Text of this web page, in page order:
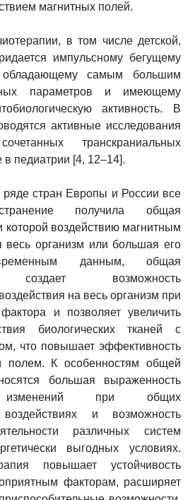
магнитных полей.
в том числе детской,
импульсному бегущему
обладающему самым большим
параметров и имеющему
активность. В
активные исследования
транскраниальных
в педиатрии [4, 12–14].
стран Европы и России все
получила общая
которой воздействию магнитным
весь организм или большая его
данным, общая
создает возможность
на весь организм при
и позволяет увеличить
биологических тканей с
что повышает эффективность
полем. К особенностям общей
большая выраженность
изменений при общих
воздействиях и возможность
различных систем
выгодных условиях.
повышает устойчивость
факторам, расширяет